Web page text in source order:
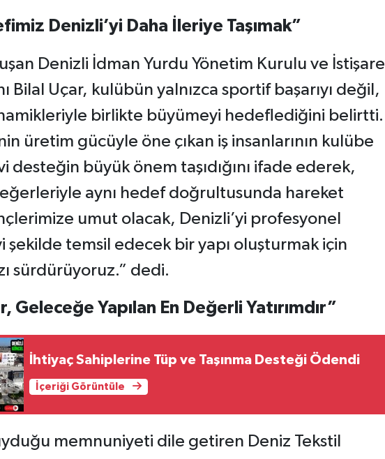
Denizli’yi Daha İleriye Taşımak”
Denizli İdman Yurdu Yönetim Kurulu ve İstişare
Bilal Uçar, kulübün yalnızca sportif başarıyı değil,
birlikte büyümeyi hedeflediğini belirtti.
üretim gücüyle öne çıkan iş insanlarının kulübe
desteğin büyük önem taşıdığını ifade ederek,
aynı hedef doğrultusunda hareket
umut olacak, Denizli’yi profesyonel
şekilde temsil edecek bir yapı oluşturmak için
sürdürüyoruz.” dedi.
Geleceğe Yapılan En Değerli Yatırımdır”
İhtiyaç Sahiplerine Tüp ve Taşınma Desteği Ödendi
İçeriği Görüntüle
memnuniyeti dile getiren Deniz Tekstil